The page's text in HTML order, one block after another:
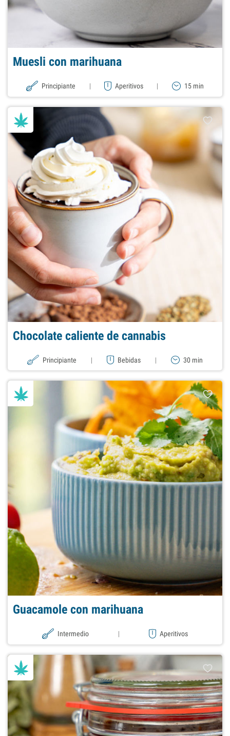
Muesli con marihuana
Principiante | Aperitivos | 15 min
Chocolate caliente de cannabis
Principiante | Bebidas | 30 min
Guacamole con marihuana
Intermedio | Aperitivos